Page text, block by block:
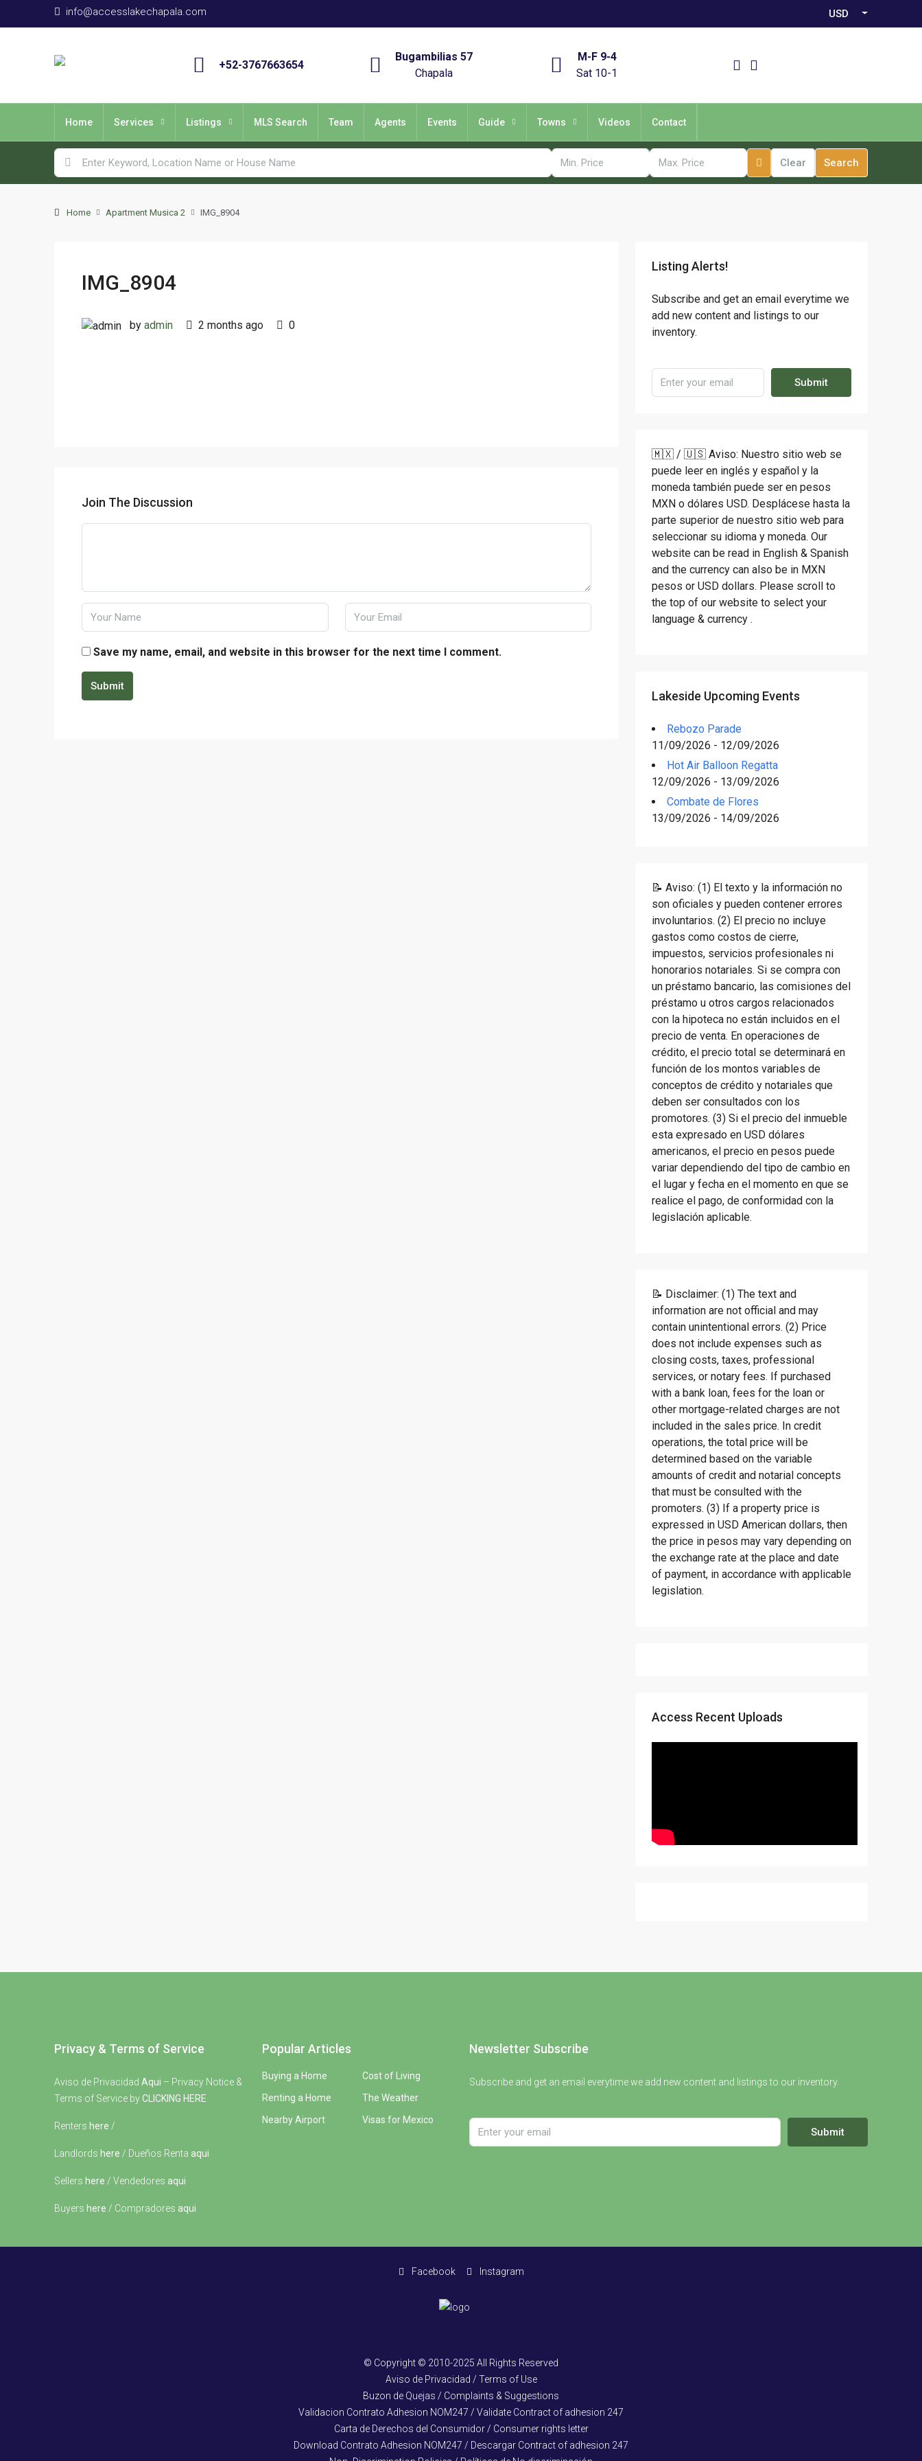
info@accesslakechapala.com USD
+52-3767663654
Bugambilias 57
Chapala
M-F 9-4
Sat 10-1
Home Services Listings MLS Search Team Agents Events Guide Towns Videos Contact
Clear Search
Home Apartment Musica 2 IMG_8904
IMG_8904
by admin 2 months ago 0
Join The Discussion
Save my name, email, and website in this browser for the next time I comment.
Submit
Listing Alerts!
Subscribe and get an email everytime we
add new content and listings to our
inventory.
Submit
🇲🇽 / 🇺🇸 Aviso: Nuestro sitio web se
puede leer en inglés y español y la
moneda también puede ser en pesos
MXN o dólares USD. Desplácese hasta la
parte superior de nuestro sitio web para
seleccionar su idioma y moneda. Our
website can be read in English & Spanish
and the currency can also be in MXN
pesos or USD dollars. Please scroll to
the top of our website to select your
language & currency .
Lakeside Upcoming Events
Rebozo Parade
11/09/2026 - 12/09/2026
Hot Air Balloon Regatta
12/09/2026 - 13/09/2026
Combate de Flores
13/09/2026 - 14/09/2026
📝 Aviso: (1) El texto y la información no
son oficiales y pueden contener errores
involuntarios. (2) El precio no incluye
gastos como costos de cierre,
impuestos, servicios profesionales ni
honorarios notariales. Si se compra con
un préstamo bancario, las comisiones del
préstamo u otros cargos relacionados
con la hipoteca no están incluidos en el
precio de venta. En operaciones de
crédito, el precio total se determinará en
función de los montos variables de
conceptos de crédito y notariales que
deben ser consultados con los
promotores. (3) Si el precio del inmueble
esta expresado en USD dólares
americanos, el precio en pesos puede
variar dependiendo del tipo de cambio en
el lugar y fecha en el momento en que se
realice el pago, de conformidad con la
legislación aplicable.
📝 Disclaimer: (1) The text and
information are not official and may
contain unintentional errors. (2) Price
does not include expenses such as
closing costs, taxes, professional
services, or notary fees. If purchased
with a bank loan, fees for the loan or
other mortgage-related charges are not
included in the sales price. In credit
operations, the total price will be
determined based on the variable
amounts of credit and notarial concepts
that must be consulted with the
promoters. (3) If a property price is
expressed in USD American dollars, then
the price in pesos may vary depending on
the exchange rate at the place and date
of payment, in accordance with applicable
legislation.
Access Recent Uploads
Privacy & Terms of Service
Aviso de Privacidad Aqui – Privacy Notice &
Terms of Service byCLICKING HERE
Renters here /
Landlords here / Dueños Renta aqui
Sellers here / Vendedores aqui
Buyers here / Compradores aqui
Popular Articles
Buying a Home
Renting a Home
Nearby Airport
Cost of Living
The Weather
Visas for Mexico
Newsletter Subscribe
Subscribe and get an email everytime we add new content and listings to our inventory.
Submit
Facebook Instagram
© Copyright © 2010-2025 All Rights Reserved
Aviso de Privacidad / Terms of Use
Buzon de Quejas / Complaints & Suggestions
Validacion Contrato Adhesion NOM247 / Validate Contract of adhesion 247
Carta de Derechos del Consumidor / Consumer rights letter
Download Contrato Adhesion NOM247 / Descargar Contract of adhesion 247